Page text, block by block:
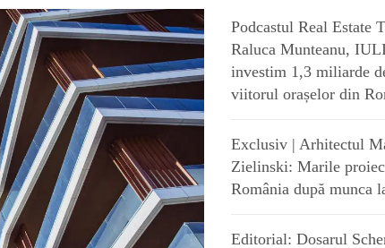
Podcastul Real Estate
Raluca Munteanu,
investim 1,3 miliarde
viitorul orașelor din
Exclusiv | Arhitectul
Zielinski: Marile
România după munca
Editorial: Dosarul